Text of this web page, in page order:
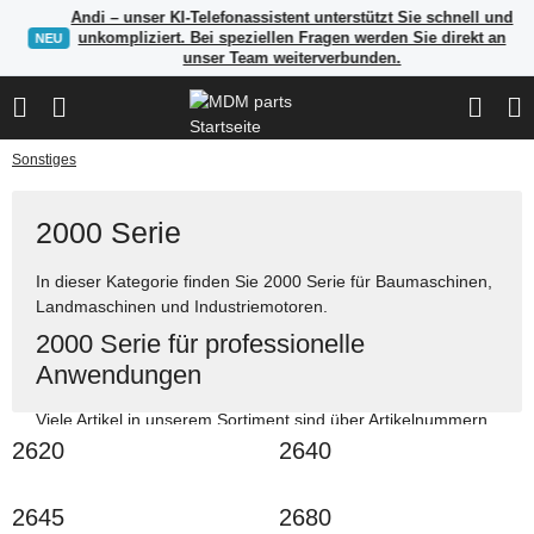
NEU
Andi – unser KI-Telefonassistent unterstützt Sie schnell und
unkompliziert. Bei speziellen Fragen werden Sie direkt an
unser Team weiterverbunden.
Sonstiges
2000 Serie
In dieser Kategorie finden Sie 2000 Serie für Baumaschinen,
Landmaschinen und Industriemotoren.
2000 Serie für professionelle
Anwendungen
Viele Artikel in unserem Sortiment sind über Artikelnummern,
Herstellerangaben oder OEM-Referenzen auffindbar. Nutzen
Ersatzteile für Bau-, Land- und Industriemaschinen
2620 2640
2645 2680